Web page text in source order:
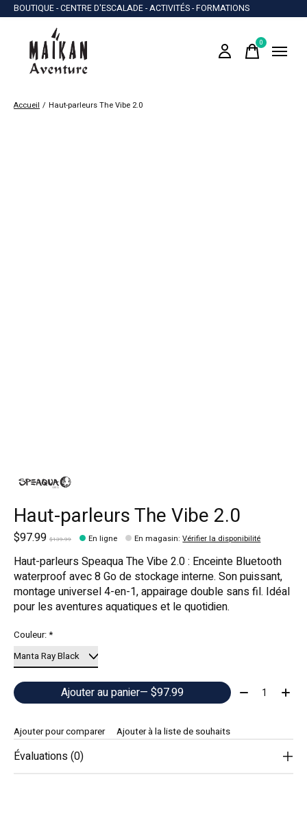
BOUTIQUE - CENTRE D'ESCALADE - ACTIVITÉS - FORMATIONS
0items
Accueil / Haut-parleurs The Vibe 2.0
Haut-parleurs The Vibe 2.0
$97.99 $139.99 En ligne En magasin:Vérifier la disponibilité
Haut-parleurs Speaqua The Vibe 2.0 : Enceinte Bluetooth
waterproof avec 8 Go de stockage interne. Son puissant,
montage universel 4-en-1, appairage double sans fil. Idéal
pour les aventures aquatiques et le quotidien.
Couleur:*
Ajouter au panier — $97.99 Quantité:
Ajouter pour comparer Ajouter à la liste de souhaits
Évaluations (0)